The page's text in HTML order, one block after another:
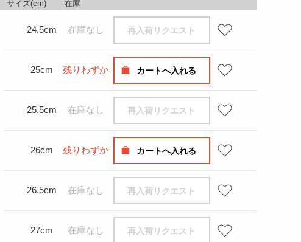
サイズ(cm) 在庫
24.5cm 在庫なし 再入荷リクエスト
25cm 残りわずか カートへ入れる
25.5cm 在庫なし 再入荷リクエスト
26cm 残りわずか カートへ入れる
26.5cm 在庫なし 再入荷リクエスト
27cm 在庫なし 再入荷リクエスト